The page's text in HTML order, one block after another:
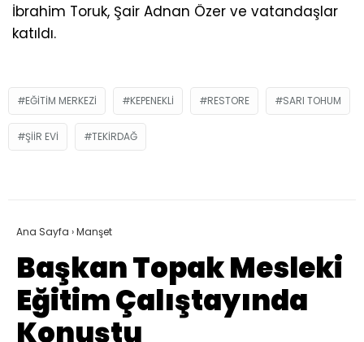
İbrahim Toruk, Şair Adnan Özer ve vatandaşlar
katıldı.
EĞITIM MERKEZI KEPENEKLI RESTORE SARI TOHUM
ŞIIR EVI TEKIRDAĞ
Ana Sayfa ›Manşet
Başkan Topak Mesleki
Eğitim Çalıştayında
Konuştu